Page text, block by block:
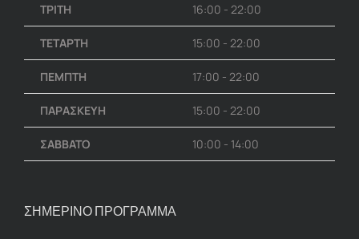
ΤΡΙΤΗ 16:00 - 22:00
ΤΕΤΑΡΤΗ 15:00 - 22:00
ΠΕΜΠΤΗ 17:00 - 22:00
ΠΑΡΑΣΚΕΥΗ 15:00 - 22:00
ΣΑΒΒΑΤΟ 10:00 - 14:00
ΣΗΜΕΡΙΝΟ ΠΡΟΓΡΑΜΜΑ